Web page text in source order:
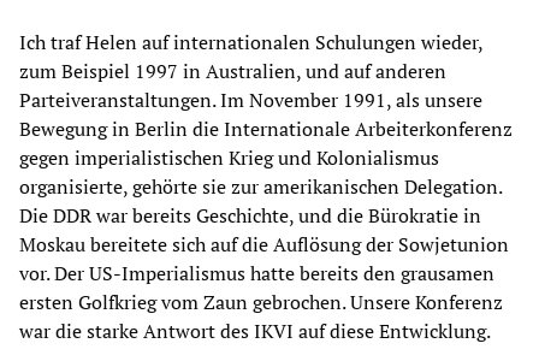
Ich traf Helen auf internationalen Schulungen wieder,
zum Beispiel 1997 in Australien, und auf anderen
Parteiveranstaltungen. Im November 1991, als unsere
Bewegung in Berlin die Internationale Arbeiterkonferenz
gegen imperialistischen Krieg und Kolonialismus
organisierte, gehörte sie zur amerikanischen Delegation.
Die DDR war bereits Geschichte, und die Bürokratie in
Moskau bereitete sich auf die Auflösung der Sowjetunion
vor. Der US-Imperialismus hatte bereits den grausamen
ersten Golfkrieg vom Zaun gebrochen. Unsere Konferenz
war die starke Antwort des IKVI auf diese Entwicklung.